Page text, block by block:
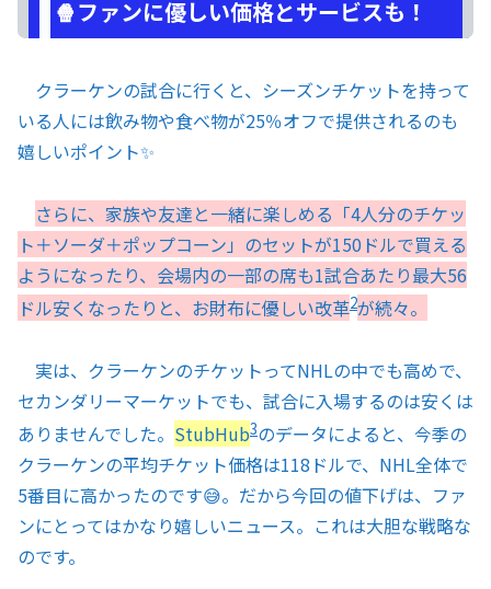
🍿ファンに優しい価格とサービスも！
クラーケンの試合に行くと、シーズンチケットを持って
いる人には飲み物や食べ物が25％オフで提供されるのも
嬉しいポイント✨
さらに、家族や友達と一緒に楽しめる「4人分のチケッ
ト＋ソーダ＋ポップコーン」のセットが150ドルで買える
ようになったり、会場内の一部の席も1試合あたり最大56
ドル安くなったりと、お財布に優しい改革2が続々。
実は、クラーケンのチケットってNHLの中でも高めで、
セカンダリーマーケットでも、試合に入場するのは安くは
ありませんでした。 StubHub3のデータによると、今季の
クラーケンの平均チケット価格は118ドルで、NHL全体で
5番目に高かったのです😅。だから今回の値下げは、ファ
ンにとってはかなり嬉しいニュース。これは大胆な戦略な
のです。